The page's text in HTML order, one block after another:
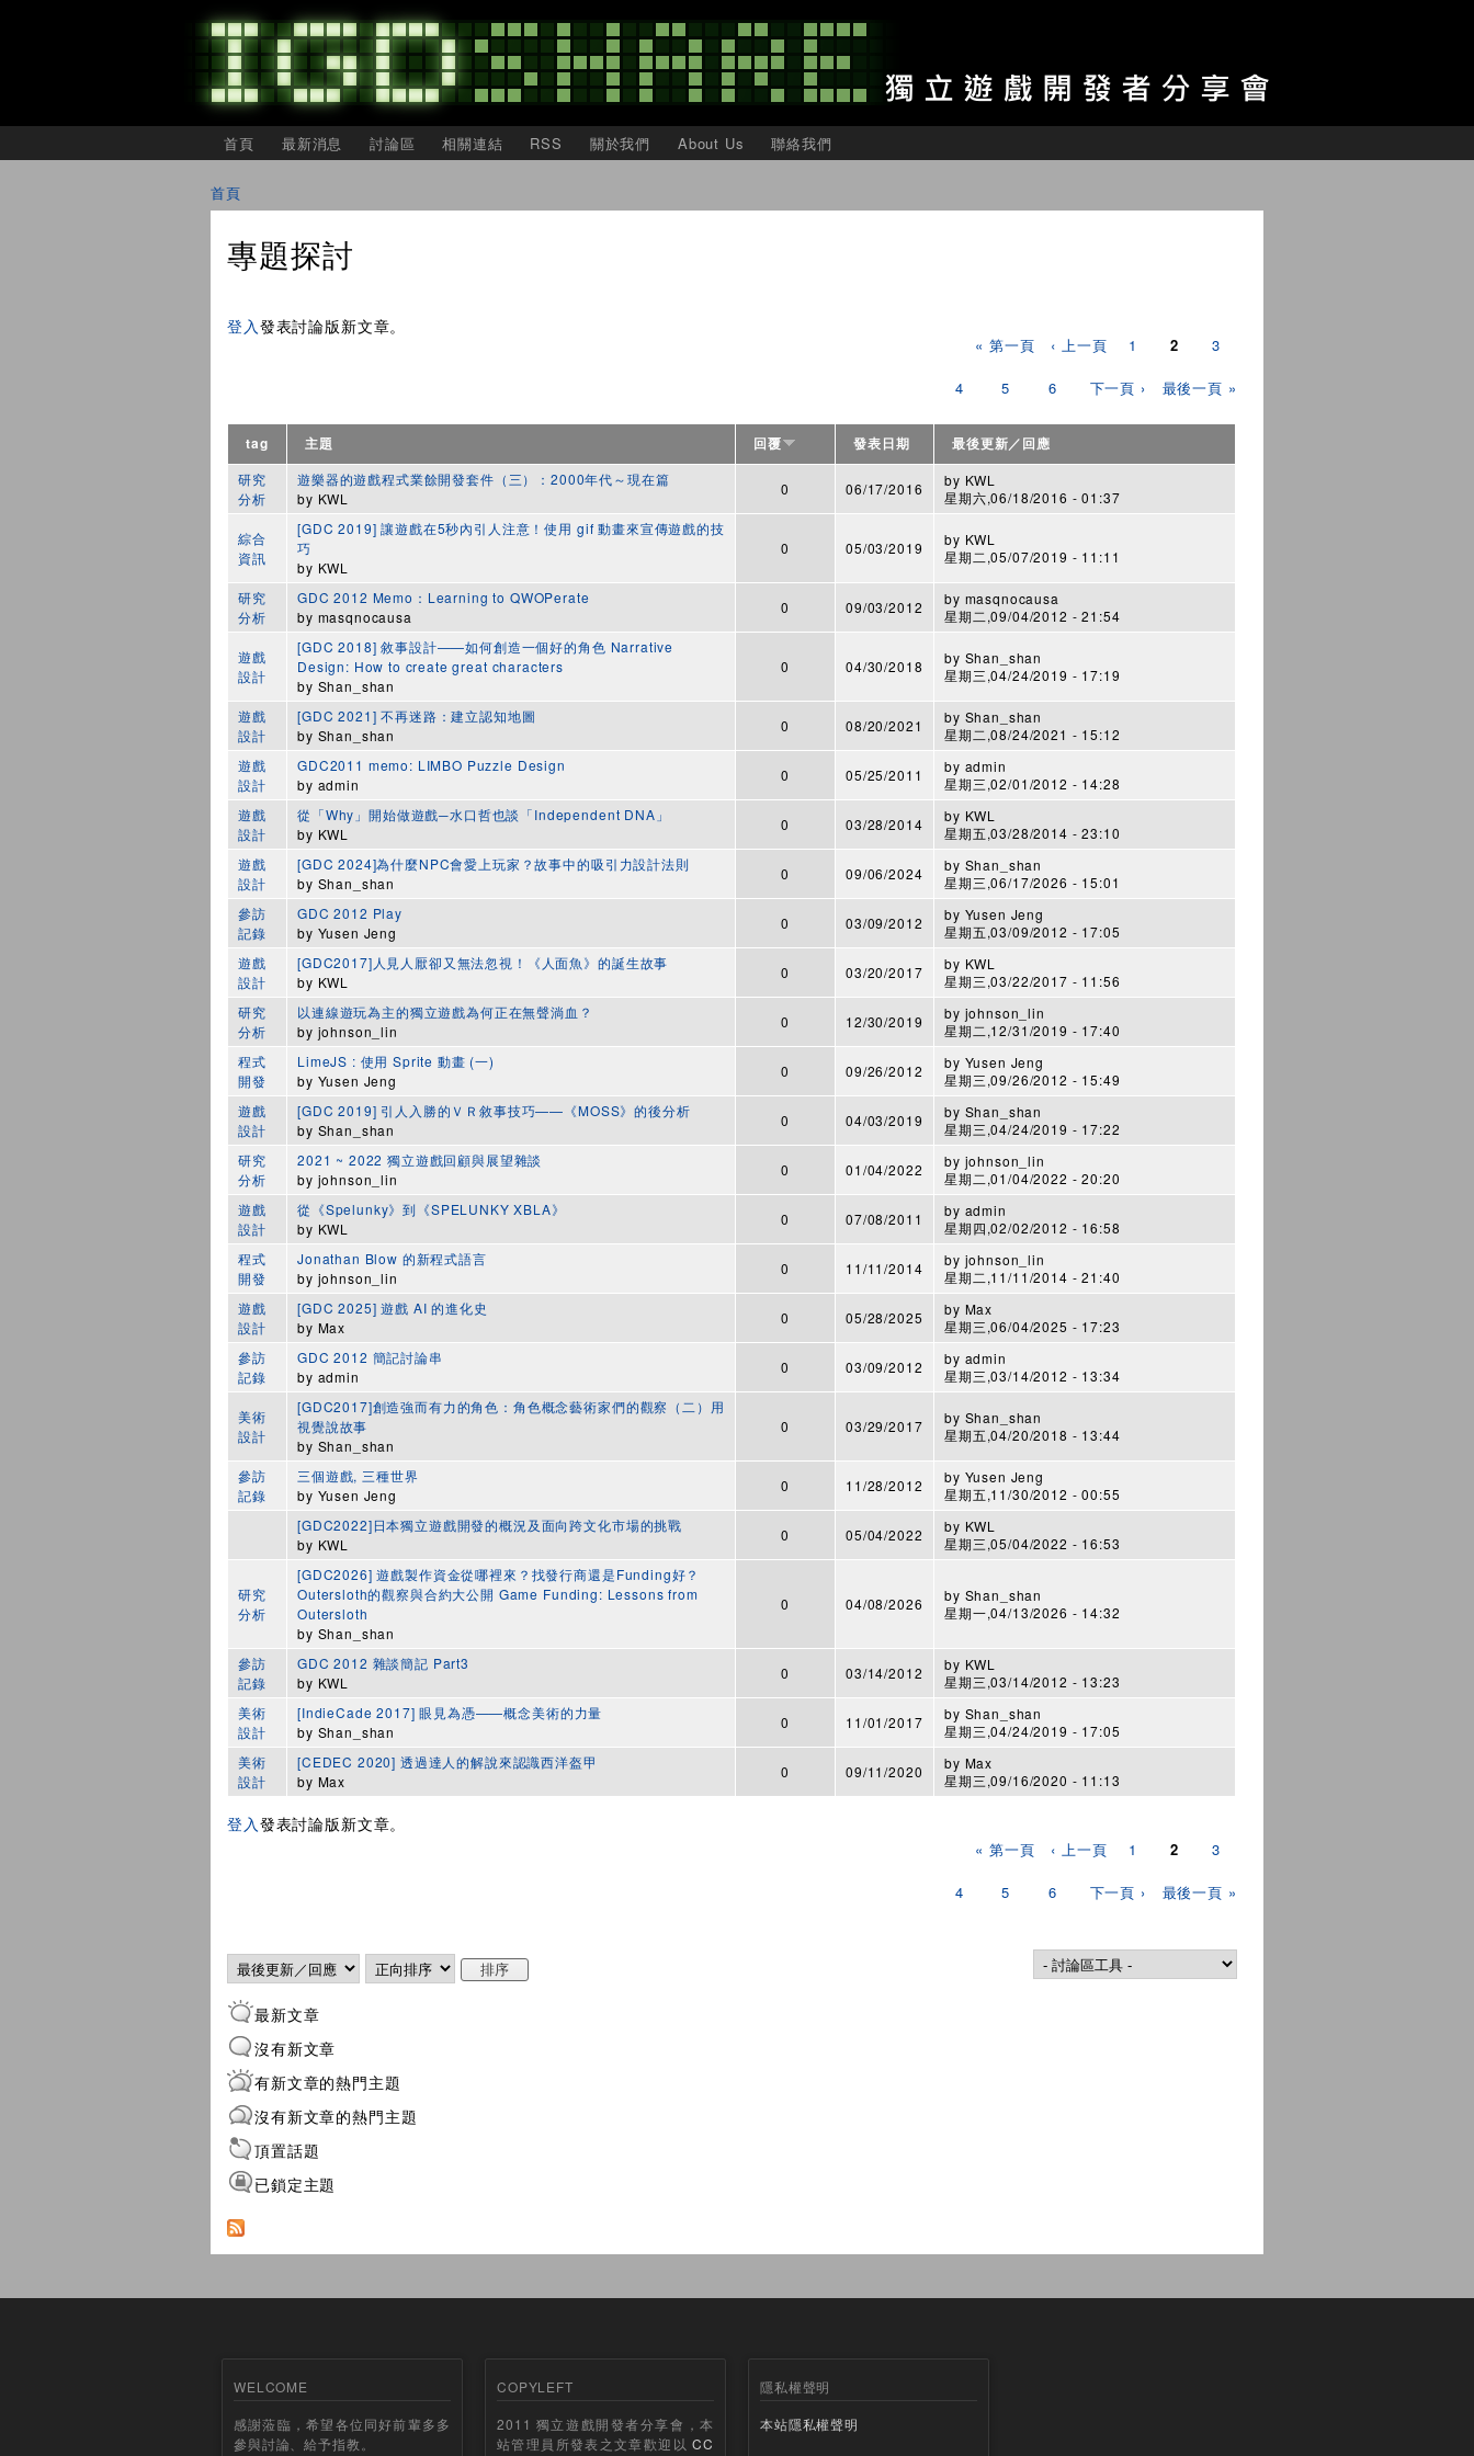
至
主
容
IGDSHARE
首頁 最新消息 討論區 相關連結 RSS 關於我們 About Us 聯絡我們
首頁
專題探討
登入 發表討論版新文章。
« 第一頁 ‹ 上一頁 1 2 3
4 5 6 下一頁 › 最後一頁 »
tag 主題 回覆 發表日期
最後更新／回應
研究
分析
遊樂器的遊戲程式業餘開發套件（三）：2000年代～現在篇
by KWL
0 06/17/2016 by KWL
星期六,06/18/2016 - 01:37
綜合
資訊
[GDC 2019] 讓遊戲在5秒內引人注意！使用 gif 動畫來宣傳遊戲的技
巧
by KWL
0 05/03/2019 by KWL
星期二,05/07/2019 - 11:11
研究
分析
GDC 2012 Memo：Learning to QWOPerate
by masqnocausa
0 09/03/2012 by masqnocausa
星期二,09/04/2012 - 21:54
遊戲
設計
[GDC 2018] 敘事設計——如何創造一個好的角色 Narrative
Design: How to create great characters
by Shan_shan
0 04/30/2018 by Shan_shan
星期三,04/24/2019 - 17:19
遊戲
設計
[GDC 2021] 不再迷路：建立認知地圖
by Shan_shan
0 08/20/2021 by Shan_shan
星期二,08/24/2021 - 15:12
遊戲
設計
GDC2011 memo: LIMBO Puzzle Design
by admin
0 05/25/2011 by admin
星期三,02/01/2012 - 14:28
遊戲
設計
從「Why」開始做遊戲─水口哲也談「Independent DNA」
by KWL
0 03/28/2014 by KWL
星期五,03/28/2014 - 23:10
遊戲
設計
[GDC 2024]為什麼NPC會愛上玩家？故事中的吸引力設計法則
by Shan_shan
0 09/06/2024 by Shan_shan
星期三,06/17/2026 - 15:01
參訪
記錄
GDC 2012 Play
by Yusen Jeng
0 03/09/2012 by Yusen Jeng
星期五,03/09/2012 - 17:05
遊戲
設計
[GDC2017]人見人厭卻又無法忽視！《人面魚》的誕生故事
by KWL
0 03/20/2017 by KWL
星期三,03/22/2017 - 11:56
研究
分析
以連線遊玩為主的獨立遊戲為何正在無聲淌血？
by johnson_lin
0 12/30/2019 by johnson_lin
星期二,12/31/2019 - 17:40
程式
開發
LimeJS : 使用 Sprite 動畫 (一)
by Yusen Jeng
0 09/26/2012 by Yusen Jeng
星期三,09/26/2012 - 15:49
遊戲
設計
[GDC 2019] 引人入勝的ＶＲ敘事技巧——《MOSS》的後分析
by Shan_shan
0 04/03/2019 by Shan_shan
星期三,04/24/2019 - 17:22
研究
分析
2021 ~ 2022 獨立遊戲回顧與展望雜談
by johnson_lin
0 01/04/2022 by johnson_lin
星期二,01/04/2022 - 20:20
遊戲
設計
從《Spelunky》到《SPELUNKY XBLA》
by KWL
0 07/08/2011 by admin
星期四,02/02/2012 - 16:58
程式
開發
Jonathan Blow 的新程式語言
by johnson_lin
0 11/11/2014 by johnson_lin
星期二,11/11/2014 - 21:40
遊戲
設計
[GDC 2025] 遊戲 AI 的進化史
by Max
0 05/28/2025 by Max
星期三,06/04/2025 - 17:23
參訪
記錄
GDC 2012 簡記討論串
by admin
0 03/09/2012 by admin
星期三,03/14/2012 - 13:34
美術
設計
[GDC2017]創造強而有力的角色：角色概念藝術家們的觀察（二）用
視覺說故事
by Shan_shan
0 03/29/2017 by Shan_shan
星期五,04/20/2018 - 13:44
參訪
記錄
三個遊戲, 三種世界
by Yusen Jeng
0 11/28/2012 by Yusen Jeng
星期五,11/30/2012 - 00:55
[GDC2022]日本獨立遊戲開發的概況及面向跨文化市場的挑戰
by KWL
0 05/04/2022 by KWL
星期三,05/04/2022 - 16:53
研究
分析
[GDC2026] 遊戲製作資金從哪裡來？找發行商還是Funding好？
Outersloth的觀察與合約大公開 Game Funding: Lessons from
Outersloth
by Shan_shan
0 04/08/2026 by Shan_shan
星期一,04/13/2026 - 14:32
參訪
記錄
GDC 2012 雜談簡記 Part3
by KWL
0 03/14/2012 by KWL
星期三,03/14/2012 - 13:23
美術
設計
[IndieCade 2017] 眼見為憑——概念美術的力量
by Shan_shan
0 11/01/2017 by Shan_shan
星期三,04/24/2019 - 17:05
美術
設計
[CEDEC 2020] 透過達人的解說來認識西洋盔甲
by Max
0 09/11/2020 by Max
星期三,09/16/2020 - 11:13
登入 發表討論版新文章。
頁面
« 第一頁 ‹ 上一頁 1 2 3
4 5 6 下一頁 › 最後一頁 »
Order by
排序
最新文章
沒有新文章
有新文章的熱門主題
沒有新文章的熱門主題
頂置話題
已鎖定主題
WELCOME
感謝蒞臨，希望各位同好前輩多多
參與討論、給予指教。
COPYLEFT
2011 獨立遊戲開發者分享會，本
站管理員所發表之文章歡迎以CC
隱私權聲明
本站隱私權聲明